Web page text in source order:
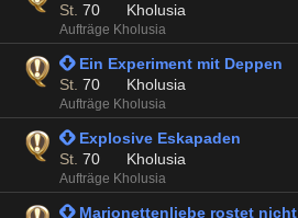
St. 70 Kholusia
Aufträge Kholusia
 Ein Experiment mit Deppen
St. 70 Kholusia
Aufträge Kholusia
 Explosive Eskapaden
St. 70 Kholusia
Aufträge Kholusia
 Marionettenliebe rostet nicht